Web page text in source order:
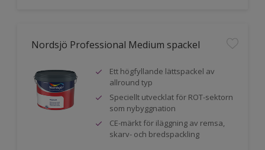
Nordsjö Professional Medium spackel
Ett högfyllande lättspackel av
allround typ
Speciellt utvecklat för ROT-sektorn
som nybyggnation
CE-märkt för iläggning av remsa,
skarv- och bredspackling